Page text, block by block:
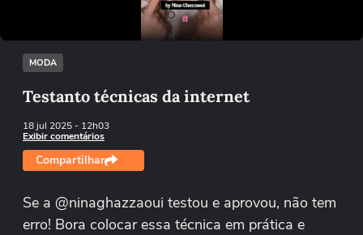
MODA
Testanto técnicas da internet
18 jul 2025- 12h03
Exibir comentários
Compartilhar
Se a @ninaghazzaoui testou e aprovou, não tem
erro! Bora colocar essa técnica em prática e